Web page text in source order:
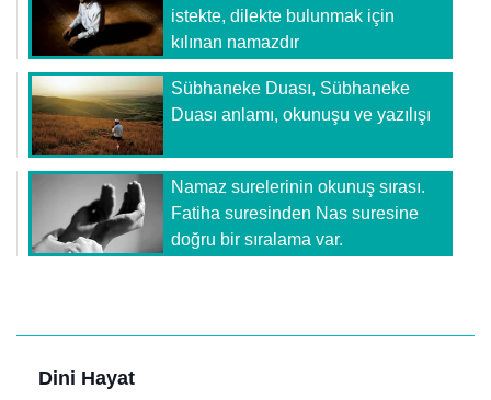
istekte, dilekte bulunmak için
kılınan namazdır
Sübhaneke Duası, Sübhaneke
Duası anlamı, okunuşu ve yazılışı
Namaz surelerinin okunuş sırası.
Fatiha suresinden Nas suresine
doğru bir sıralama var.
Dini Hayat